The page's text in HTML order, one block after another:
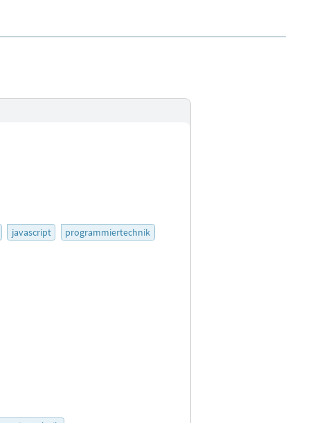
javascript programmiertechnik